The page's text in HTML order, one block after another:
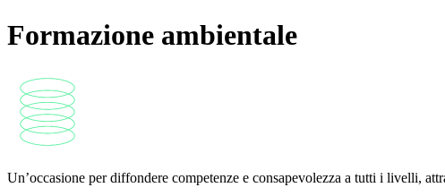
Formazione ambientale
Un’occasione per diffondere competenze e consapevolezza a tutti i livelli,